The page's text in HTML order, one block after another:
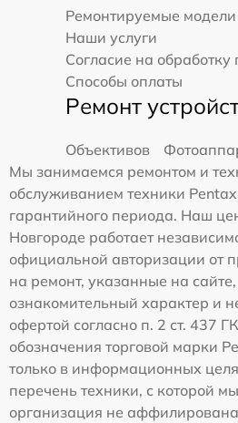
Ремонтируемые модели
Наши услуги
Согласие на
Способы оплаты
Ремонт
Объективов
Мы занимаемся ремонтом и
обслуживанием техники
гарантийного периода. Наш
Новгороде работает
официальной авторизации от
на ремонт, указанные на
ознакомительный характер и
офертой согласно п. 2 ст. 437
обозначения торговой марки
только в информационных
перечень техники, с которой
организация не